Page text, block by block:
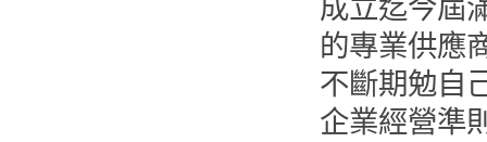
成立迄今屆
的專業供應
不斷期勉自
企業經營準